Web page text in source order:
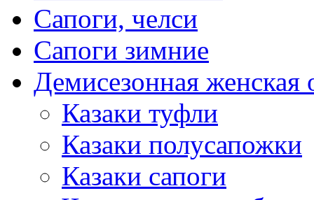
Сапоги, челси
Сапоги зимние
Демисезонная женская
Казаки туфли
Казаки полусапожки
Казаки сапоги